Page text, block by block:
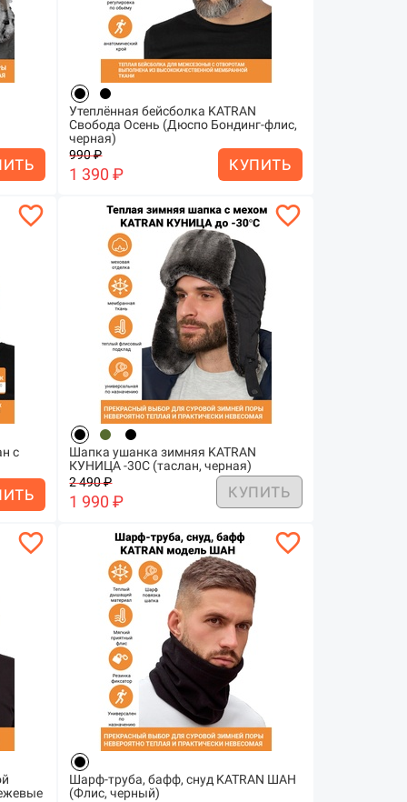
Утеплённая бейсболка KATRAN
Свобода Осень (Дюспо Бондинг-флис,
черная)
990 ₽
1 390 ₽ КУПИТЬ
favorite_border
с
favorite_border
Шапка ушанка зимняя KATRAN
КУНИЦА -30С (таслан, черная)
2 490 ₽
1 990 ₽ КУПИТЬ
favorite_border favorite_border
Шарф-труба, бафф, снуд KATRAN ШАН
(Флис, черный)